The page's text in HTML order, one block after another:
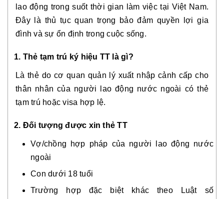
lao động trong suốt thời gian làm việc tại Việt Nam.
Đây là thủ tục quan trọng bảo đảm quyền lợi gia
đình và sự ổn định trong cuộc sống.
1. Thẻ tạm trú ký hiệu TT là gì?
Là thẻ do cơ quan quản lý xuất nhập cảnh cấp cho
thân nhân của người lao động nước ngoài có thẻ
tạm trú hoặc visa hợp lệ.
2. Đối tượng được xin thẻ TT
Vợ/chồng hợp pháp của người lao động nước
ngoài
Con dưới 18 tuổi
Trường hợp đặc biệt khác theo Luật số